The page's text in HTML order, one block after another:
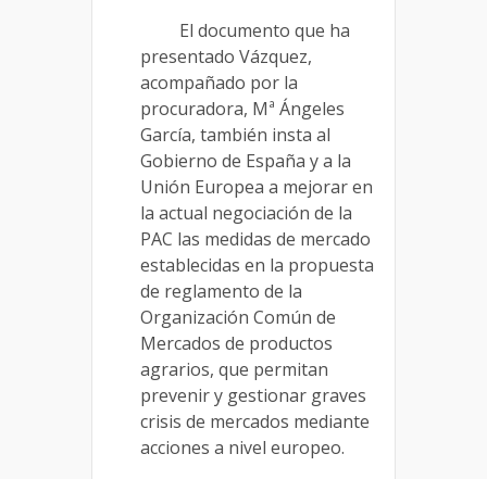
El documento que ha
presentado Vázquez,
acompañado por la
procuradora, Mª Ángeles
García, también insta al
Gobierno de España y a la
Unión Europea a mejorar en
la actual negociación de la
PAC las medidas de mercado
establecidas en la propuesta
de reglamento de la
Organización Común de
Mercados de productos
agrarios, que permitan
prevenir y gestionar graves
crisis de mercados mediante
acciones a nivel europeo.